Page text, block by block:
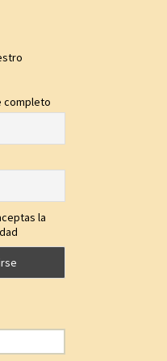
completo
la